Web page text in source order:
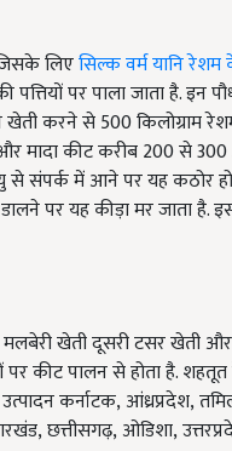
लिएसिल्क वर्म यानि
पर पाला जाता है. इन
खेती करने से500किलोग्राम
मादा कीट करीब200से300
से संपर्क में आने पर यह
पर यह कीड़ा मर जाता
मलबेरी खेती दूसरी टसर खेती
कीट पालन से होता है.
कर्नाटक,आंध्रप्रदेश,
,छत्तीसगढ़,ओडिशा,